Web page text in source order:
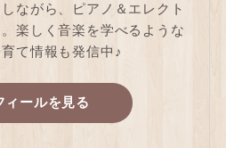
ながら、ピアノ＆エレクト
楽しく音楽を学べるような
て情報も発信中♪
ィールを見る